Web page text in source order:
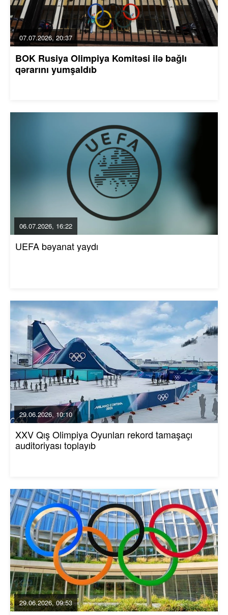
07.07.2026, 20:37
BOK Rusiya Olimpiya Komitəsi ilə bağlı
qərarını yumşaldıb
06.07.2026, 16:22
UEFA bəyanat yaydı
29.06.2026, 10:10
XXV Qış Olimpiya Oyunları rekord tamaşaçı
auditoriyası toplayıb
29.06.2026, 09:53